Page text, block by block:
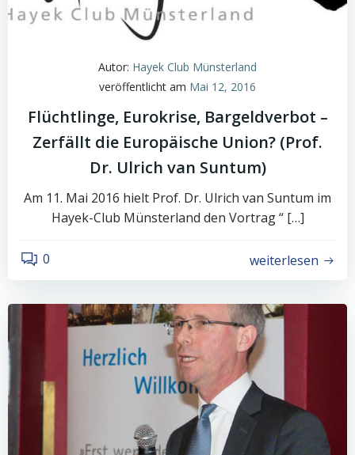
Autor: Hayek Club Münsterland
veröffentlicht am Mai 12, 2016
Flüchtlinge, Eurokrise, Bargeldverbot –
Zerfällt die Europäische Union? (Prof.
Dr. Ulrich van Suntum)
Am 11. Mai 2016 hielt Prof. Dr. Ulrich van Suntum im
Hayek-Club Münsterland den Vortrag “ […]
0 weiterlesen